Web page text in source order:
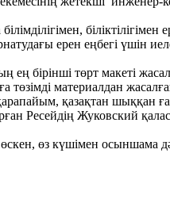
ерен еңбегі үшін
төрт макеті
материалдан
қазақтан шыққан
Ресейдің Жуковский
өскен, өз күшімен